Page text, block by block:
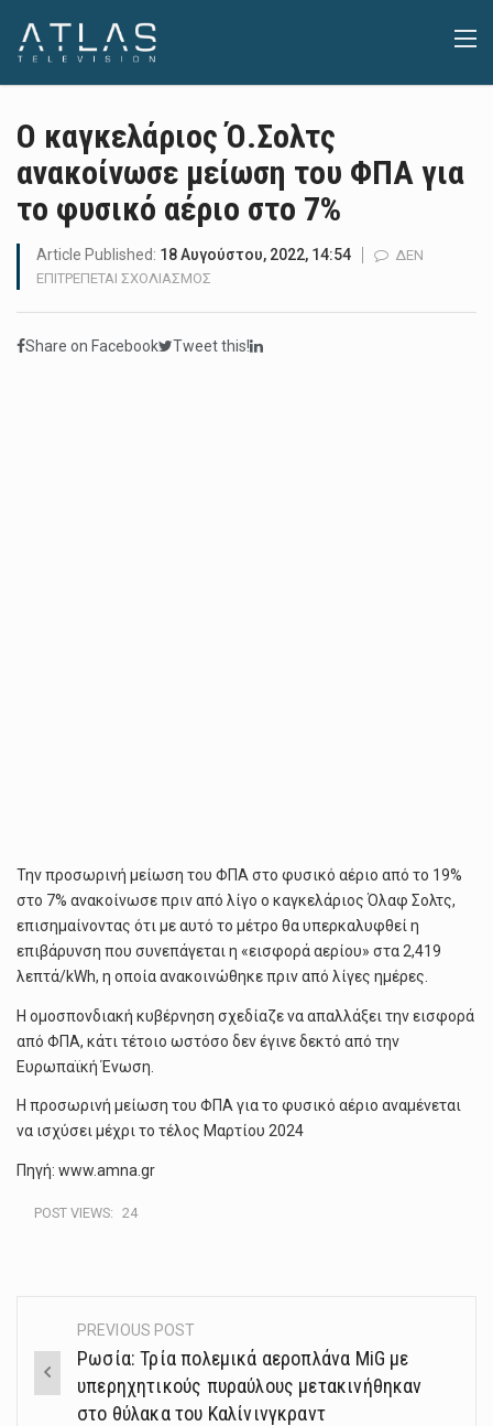
Ο καγκελάριος Ό.Σολτς
ανακοίνωσε μείωση του ΦΠΑ για
το φυσικό αέριο στο 7%
Article Published: 18 Αυγούστου, 2022, 14:54
ΔΕΝ
ΕΠΙΤΡΈΠΕΤΑΙ ΣΧΟΛΙΑΣΜΌΣ
Ό.ΣΟΛΤΣ
Share on Facebook Tweet this!
Την προσωρινή μείωση του ΦΠΑ στο φυσικό αέριο από το 19%
στο 7% ανακοίνωσε πριν από λίγο ο καγκελάριος Όλαφ Σολτς,
επισημαίνοντας ότι με αυτό το μέτρο θα υπερκαλυφθεί η
επιβάρυνση που συνεπάγεται η «εισφορά αερίου» στα 2,419
λεπτά/kWh, η οποία ανακοινώθηκε πριν από λίγες ημέρες.
Η ομοσπονδιακή κυβέρνηση σχεδίαζε να απαλλάξει την εισφορά
από ΦΠΑ, κάτι τέτοιο ωστόσο δεν έγινε δεκτό από την
Ευρωπαϊκή Ένωση.
Η προσωρινή μείωση του ΦΠΑ για το φυσικό αέριο αναμένεται
να ισχύσει μέχρι το τέλος Μαρτίου 2024
Πηγή: www.amna.gr
POST VIEWS: 24
Post
navigation
PREVIOUS POST
Ρωσία: Τρία πολεμικά αεροπλάνα MiG με
υπερηχητικούς πυραύλους μετακινήθηκαν
στο θύλακα του Καλίνινγκραντ